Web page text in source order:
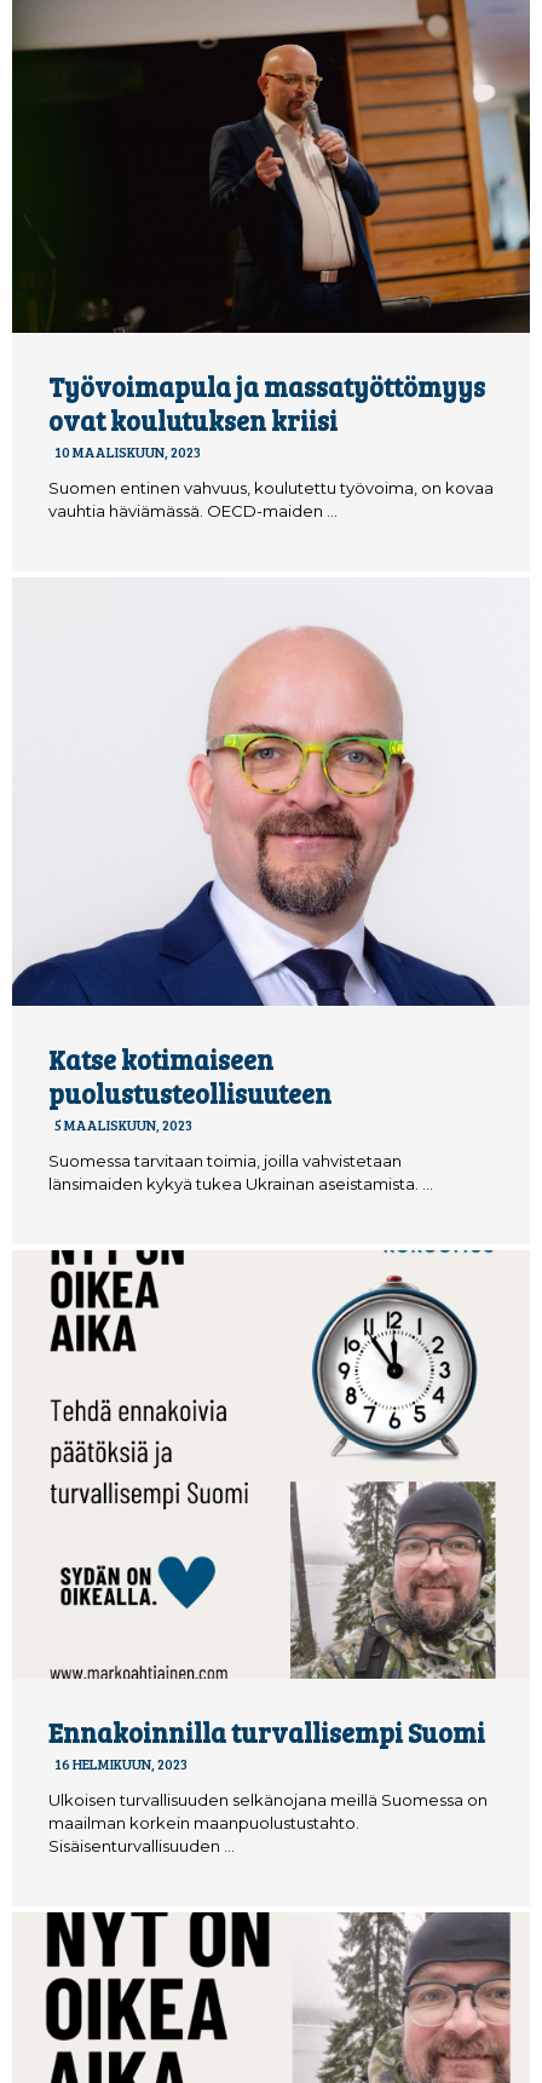
Työvoimapula ja massatyöttömyys
ovat koulutuksen kriisi
10 MAALISKUUN, 2023
Suomen entinen vahvuus, koulutettu työvoima, on kovaa
vauhtia häviämässä. OECD-maiden …
Katse kotimaiseen
puolustusteollisuuteen
5 MAALISKUUN, 2023
Suomessa tarvitaan toimia, joilla vahvistetaan
länsimaiden kykyä tukea Ukrainan aseistamista. …
Ennakoinnilla turvallisempi Suomi
16 HELMIKUUN, 2023
Ulkoisen turvallisuuden selkänojana meillä Suomessa on
maailman korkein maanpuolustustahto.
Sisäisenturvallisuuden …